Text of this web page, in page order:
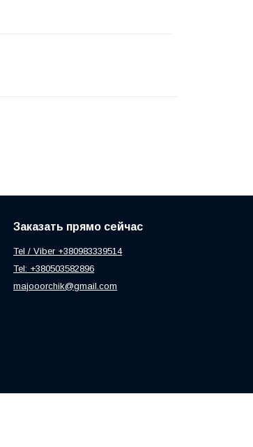
Заказать прямо сейчас
Tel / Viber +380983339514
Tel: +380503582896
majooorchik@gmail.com